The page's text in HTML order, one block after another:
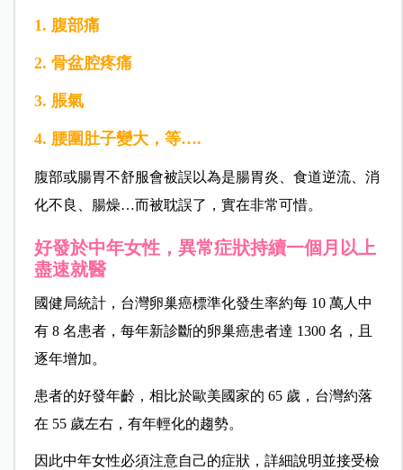
1. 腹部痛
2. 骨盆腔疼痛
3. 脹氣
4. 腰圍肚子變大，等….
腹部或腸胃不舒服會被誤以為是腸胃炎、食道逆流、消
化不良、腸燥…而被耽誤了，實在非常可惜。
好發於中年女性，異常症狀持續一個月以上
盡速就醫
國健局統計，台灣卵巢癌標準化發生率約每 10 萬人中
有 8 名患者，每年新診斷的卵巢癌患者達 1300 名，且
逐年增加。
患者的好發年齡，相比於歐美國家的 65 歲，台灣約落
在 55 歲左右，有年輕化的趨勢。
因此中年女性必須注意自己的症狀，詳細說明並接受檢